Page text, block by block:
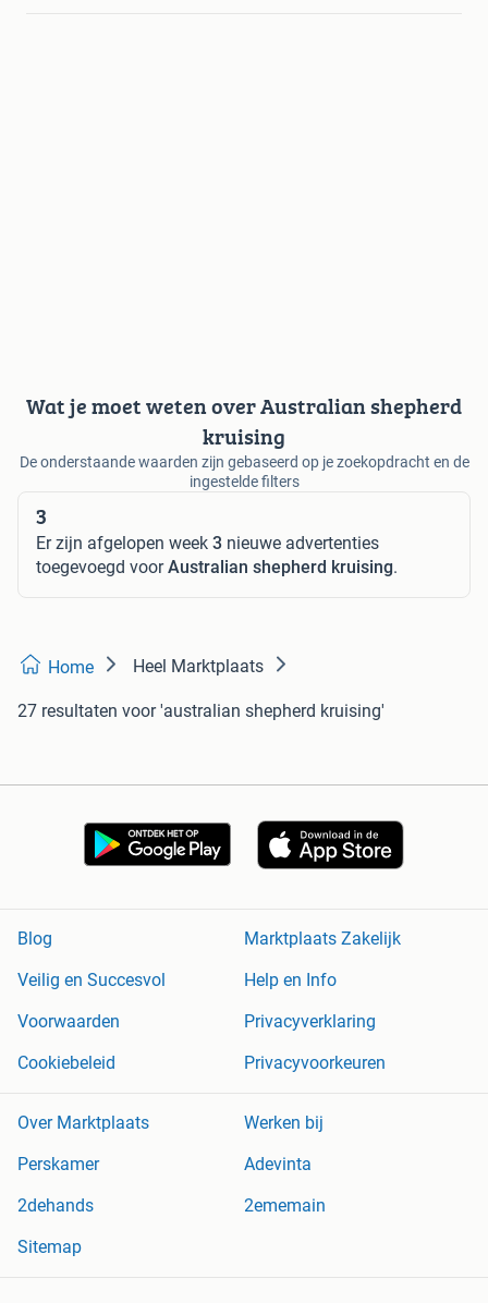
Wat je moet weten over Australian shepherd
kruising
De onderstaande waarden zijn gebaseerd op je zoekopdracht en de
ingestelde filters
3
Er zijn afgelopen week 3 nieuwe advertenties
toegevoegd voorAustralian shepherd kruising.
Home Heel Marktplaats
27 resultaten voor 'australian shepherd kruising'
Blog
Marktplaats Zakelijk
Veilig en Succesvol
Help en Info
Voorwaarden
Privacyverklaring
Cookiebeleid
Privacyvoorkeuren
Over Marktplaats
Werken bij
Perskamer
Adevinta
2dehands
2ememain
Sitemap